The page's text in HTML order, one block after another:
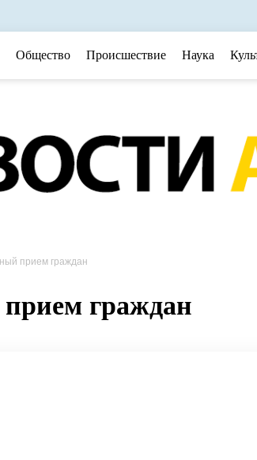
Общество Происшествие Наука
прием граждан
граждан